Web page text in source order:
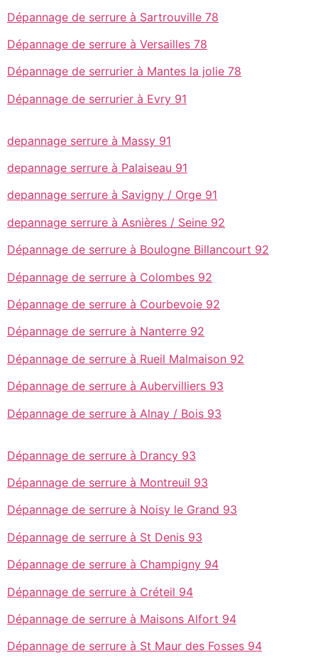
Dépannage de serrure à Sartrouville 78
Dépannage de serrure à Versailles 78
Dépannage de serrurier à Mantes la jolie 78
Dépannage de serrurier à Evry 91
depannage serrure à Massy 91
depannage serrure à Palaiseau 91
depannage serrure à Savigny / Orge 91
depannage serrure à Asnières / Seine 92
Dépannage de serrure à Boulogne Billancourt 92
Dépannage de serrure à Colombes 92
Dépannage de serrure à Courbevoie 92
Dépannage de serrure à Nanterre 92
Dépannage de serrure à Rueil Malmaison 92
Dépannage de serrure à Aubervilliers 93
Dépannage de serrure à Alnay / Bois 93
Dépannage de serrure à Drancy 93
Dépannage de serrure à Montreuil 93
Dépannage de serrure à Noisy le Grand 93
Dépannage de serrure à St Denis 93
Dépannage de serrure à Champigny 94
Dépannage de serrure à Créteil 94
Dépannage de serrure à Maisons Alfort 94
Dépannage de serrure à St Maur des Fosses 94